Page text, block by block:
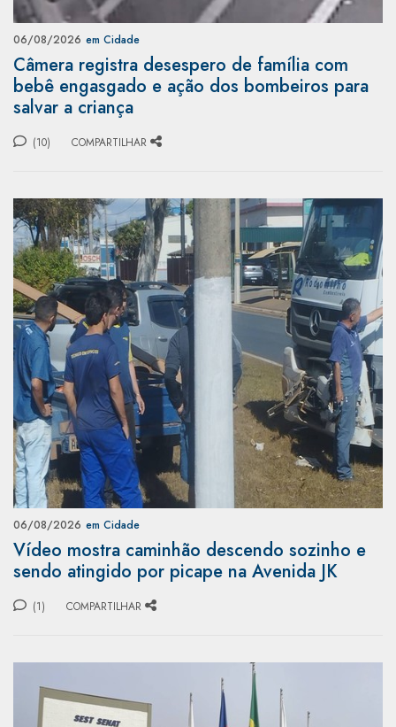
06/08/2026 em Cidade
Câmera registra desespero de família com
bebê engasgado e ação dos bombeiros para
salvar a criança
(10) COMPARTILHAR
06/08/2026 em Cidade
Vídeo mostra caminhão descendo sozinho e
sendo atingido por picape na Avenida JK
(1) COMPARTILHAR